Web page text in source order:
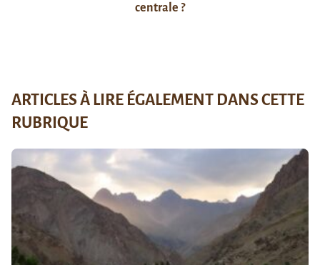
centrale ?
ARTICLES À LIRE ÉGALEMENT DANS CETTE
RUBRIQUE